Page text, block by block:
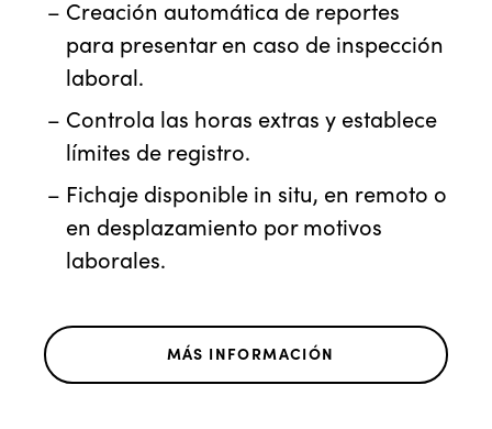
Creación automática de reportes
para presentar en caso de inspección
laboral.
Controla las horas extras y establece
límites de registro.
Fichaje disponible in situ, en remoto o
en desplazamiento por motivos
laborales.
MÁS INFORMACIÓN